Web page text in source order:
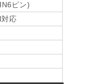
ピン)
応